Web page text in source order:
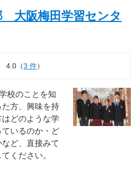
大阪梅田学習センタ
4.0 （3 件）
校のことを知
方、興味を持
どのような学
いるのか・ど
ど、直接みて
ください。